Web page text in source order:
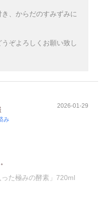
、からだのすみずみに
ぞよろしくお願い致し
み
2026-01-29
た極みの酵素」720ml